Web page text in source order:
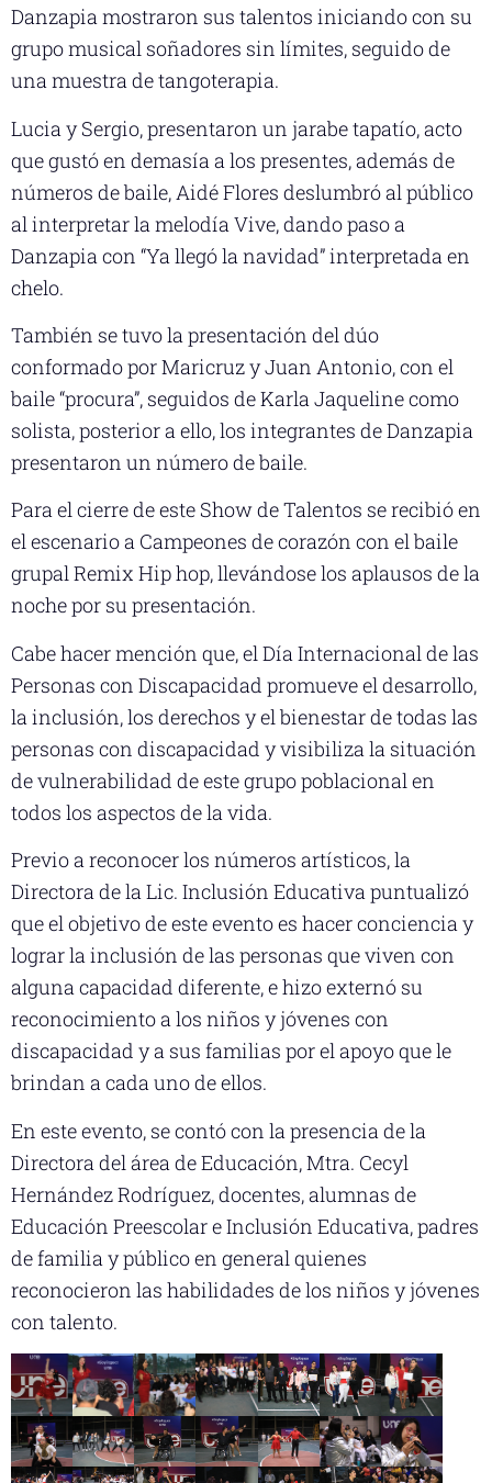
Danzapia mostraron sus talentos iniciando con su
grupo musical soñadores sin límites, seguido de
una muestra de tangoterapia.
Lucia y Sergio, presentaron un jarabe tapatío, acto
que gustó en demasía a los presentes, además de
números de baile, Aidé Flores deslumbró al público
al interpretar la melodía Vive, dando paso a
Danzapia con “Ya llegó la navidad” interpretada en
chelo.
También se tuvo la presentación del dúo
conformado por Maricruz y Juan Antonio, con el
baile “procura”, seguidos de Karla Jaqueline como
solista, posterior a ello, los integrantes de Danzapia
presentaron un número de baile.
Para el cierre de este Show de Talentos se recibió en
el escenario a Campeones de corazón con el baile
grupal Remix Hip hop, llevándose los aplausos de la
noche por su presentación.
Cabe hacer mención que, el Día Internacional de las
Personas con Discapacidad promueve el desarrollo,
la inclusión, los derechos y el bienestar de todas las
personas con discapacidad y visibiliza la situación
de vulnerabilidad de este grupo poblacional en
todos los aspectos de la vida.
Previo a reconocer los números artísticos, la
Directora de la Lic. Inclusión Educativa puntualizó
que el objetivo de este evento es hacer conciencia y
lograr la inclusión de las personas que viven con
alguna capacidad diferente, e hizo externó su
reconocimiento a los niños y jóvenes con
discapacidad y a sus familias por el apoyo que le
brindan a cada uno de ellos.
En este evento, se contó con la presencia de la
Directora del área de Educación, Mtra. Cecyl
Hernández Rodríguez, docentes, alumnas de
Educación Preescolar e Inclusión Educativa, padres
de familia y público en general quienes
reconocieron las habilidades de los niños y jóvenes
con talento.